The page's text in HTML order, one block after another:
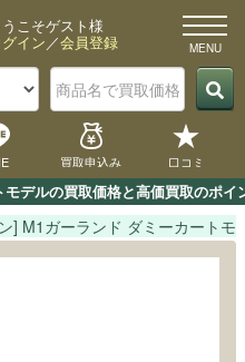
デルの買取価格と高価買取のポ
こそゲスト様
グイン／会員登録
買取申込み 口コミ
] M1ガーランド ダミーカートモ